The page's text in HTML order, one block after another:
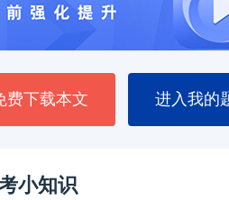
费下载本文 进入我的
小知识